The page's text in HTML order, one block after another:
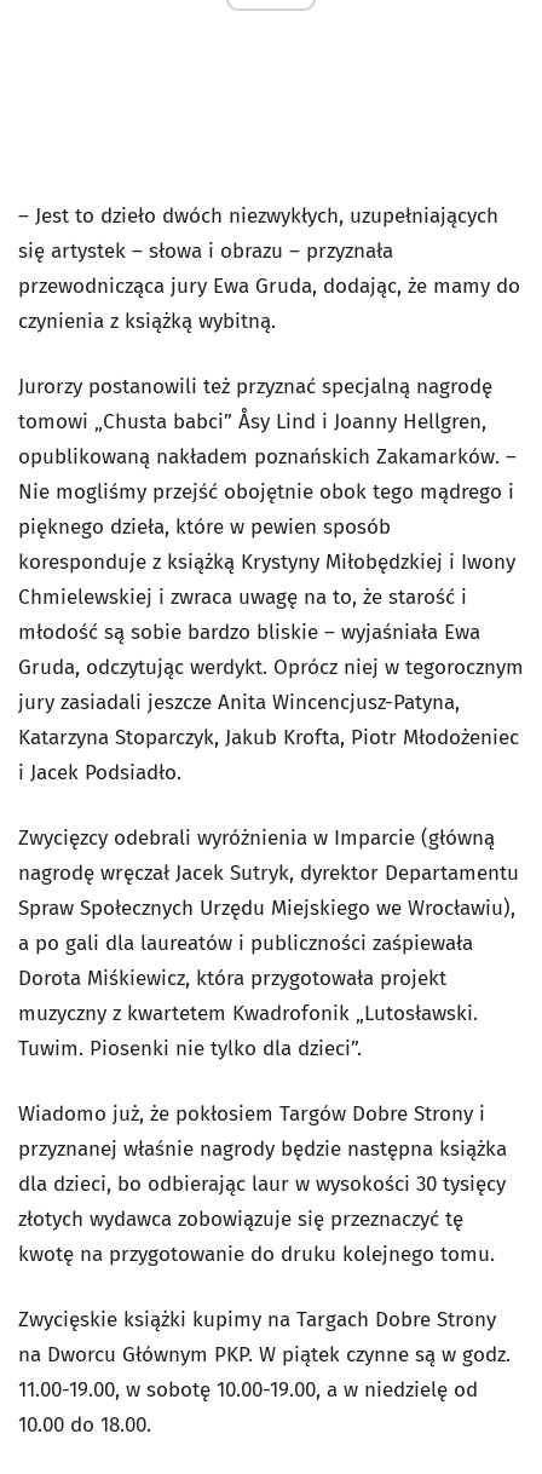
– Jest to dzieło dwóch niezwykłych, uzupełniających
się artystek – słowa i obrazu – przyznała
przewodnicząca jury Ewa Gruda, dodając, że mamy do
czynienia z książką wybitną.
Jurorzy postanowili też przyznać specjalną nagrodę
tomowi „Chusta babci” Åsy Lind i Joanny Hellgren,
opublikowaną nakładem poznańskich Zakamarków. –
Nie mogliśmy przejść obojętnie obok tego mądrego i
pięknego dzieła, które w pewien sposób
koresponduje z książką Krystyny Miłobędzkiej i Iwony
Chmielewskiej i zwraca uwagę na to, że starość i
młodość są sobie bardzo bliskie – wyjaśniała Ewa
Gruda, odczytując werdykt. Oprócz niej w tegorocznym
jury zasiadali jeszcze Anita Wincencjusz-Patyna,
Katarzyna Stoparczyk, Jakub Krofta, Piotr Młodożeniec
i Jacek Podsiadło.
Zwycięzcy odebrali wyróżnienia w Imparcie (główną
nagrodę wręczał Jacek Sutryk, dyrektor Departamentu
Spraw Społecznych Urzędu Miejskiego we Wrocławiu),
a po gali dla laureatów i publiczności zaśpiewała
Dorota Miśkiewicz, która przygotowała projekt
muzyczny z kwartetem Kwadrofonik „Lutosławski.
Tuwim. Piosenki nie tylko dla dzieci”.
Wiadomo już, że pokłosiem Targów Dobre Strony i
przyznanej właśnie nagrody będzie następna książka
dla dzieci, bo odbierając laur w wysokości 30 tysięcy
złotych wydawca zobowiązuje się przeznaczyć tę
kwotę na przygotowanie do druku kolejnego tomu.
Zwycięskie książki kupimy na Targach Dobre Strony
na Dworcu Głównym PKP. W piątek czynne są w godz.
11.00-19.00, w sobotę 10.00-19.00, a w niedzielę od
10.00 do 18.00.